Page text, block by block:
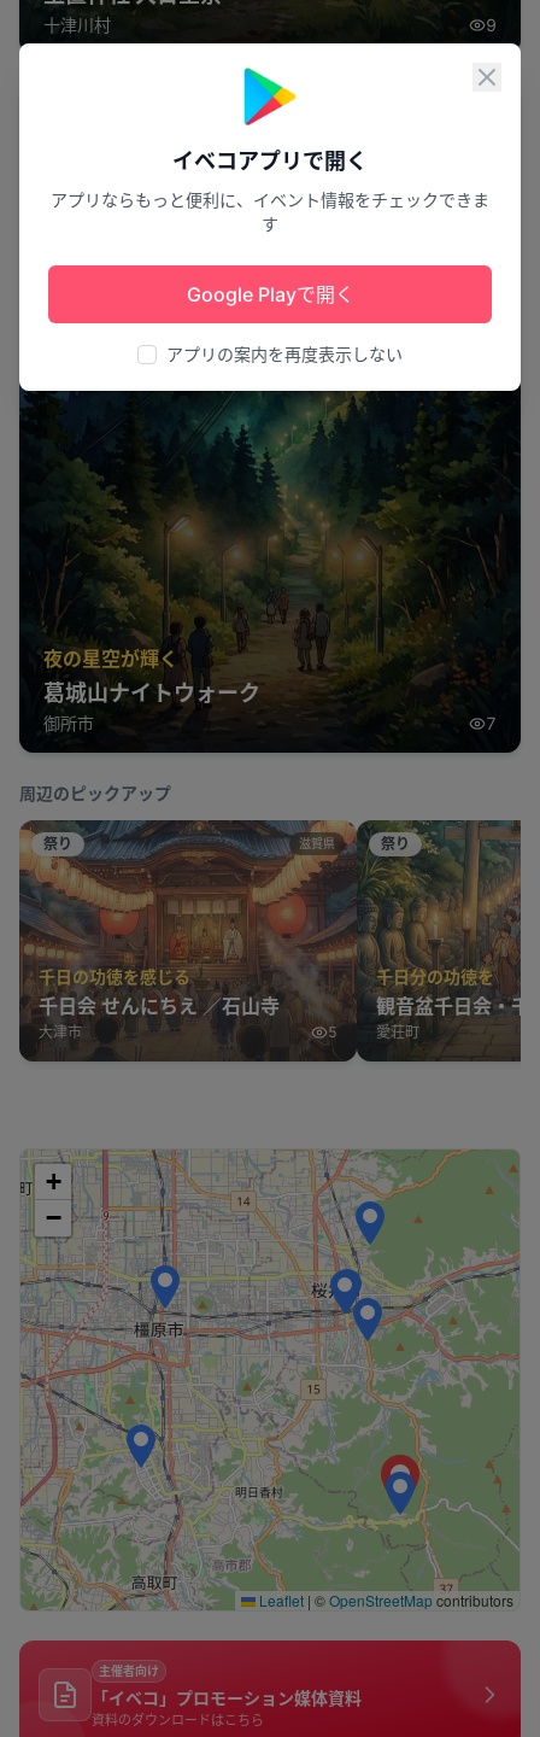
閉じ
イベコアプリで開く
アプリならもっと便利に、イベント情報をチェックできま
す
Google Playで開く
アプリの案内を再度表示しない
十津川村 9
夜の星空が輝く
葛城山ナイトウォーク
御所市 7
周辺のピックアップ
祭り 滋賀県
千日の功徳を感じる
千日会 せんにちえ ／石山寺
大津市 5
祭り
千日分の功徳を
観音盆千日会・千
愛荘町
+
−
Leaflet | ©OpenStreetMapcontributors
主催者向け
「イベコ」プロモーション媒体資料
資料のダウンロードはこちら